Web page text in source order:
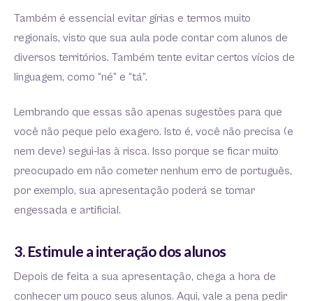
Também é essencial evitar gírias e termos muito
regionais, visto que sua aula pode contar com alunos de
diversos territórios. Também tente evitar certos vícios de
linguagem, como “né” e “tá”.
Lembrando que essas são apenas sugestões para que
você não peque pelo exagero. Isto é, você não precisa (e
nem deve) segui-las à risca. Isso porque se ficar muito
preocupado em não cometer nenhum erro de português,
por exemplo, sua apresentação poderá se tornar
engessada e artificial.
3. Estimule a interação dos alunos
Depois de feita a sua apresentação, chega a hora de
conhecer um pouco seus alunos. Aqui, vale a pena pedir